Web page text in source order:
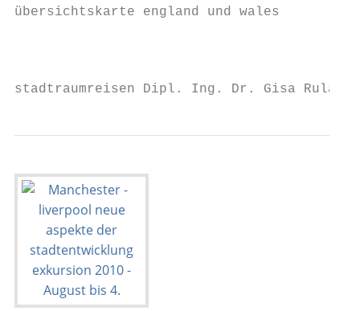
übersichtskarte england und wales
stadtraumreisen Dipl. Ing. Dr. Gisa